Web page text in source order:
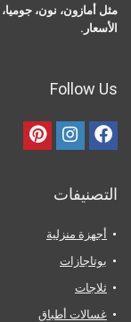
مثل أمازون، نون،
الأسعار.
Follow Us
التصنيفات
أجهزة منزلية
بوتاجازات
ثلاجات
غسالات أطباق